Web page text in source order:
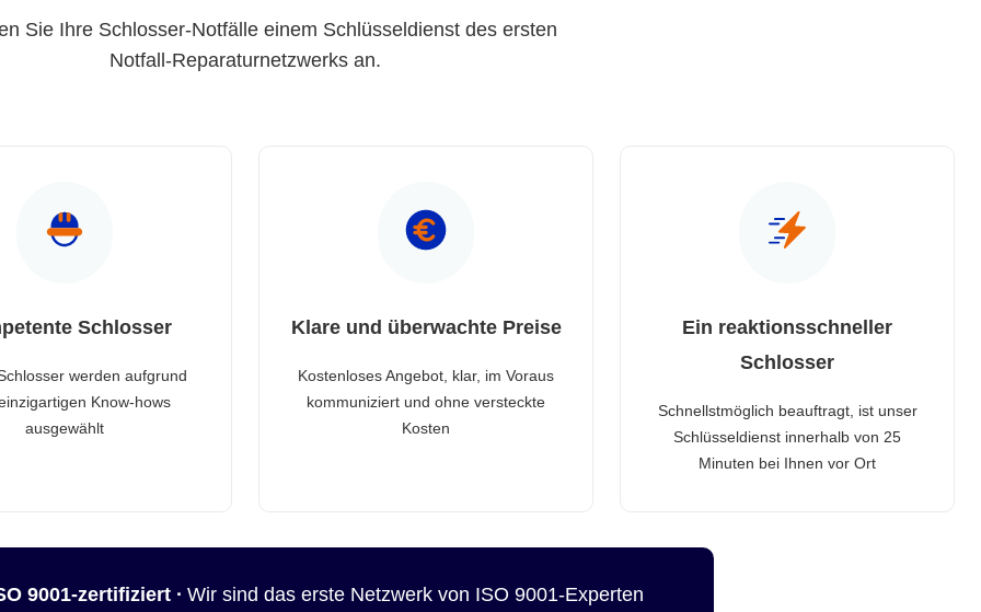
Sie Ihre Schlosser-Notfälle einem Schlüsseldienst des ersten
Notfall-Reparaturnetzwerks an.
Schlosser
werden aufgrund
Know-hows
ausgewählt
Klare und überwachte Preise
Kostenloses Angebot, klar, im Voraus
kommuniziert und ohne versteckte
Kosten
Ein reaktionsschneller
Schlosser
Schnellstmöglich beauftragt, ist unser
Schlüsseldienst innerhalb von 25
Minuten bei Ihnen vor Ort
9001-zertifiziert · Wir sind das erste Netzwerk von ISO 9001-Experten